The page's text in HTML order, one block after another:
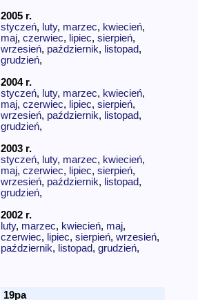
2005 r.
styczeń, luty, marzec, kwiecień,
maj, czerwiec, lipiec, sierpień,
wrzesień, październik, listopad,
grudzień,
2004 r.
styczeń, luty, marzec, kwiecień,
maj, czerwiec, lipiec, sierpień,
wrzesień, październik, listopad,
grudzień,
2003 r.
styczeń, luty, marzec, kwiecień,
maj, czerwiec, lipiec, sierpień,
wrzesień, październik, listopad,
grudzień,
2002 r.
luty, marzec, kwiecień, maj,
czerwiec, lipiec, sierpień, wrzesień,
październik, listopad, grudzień,
19pa